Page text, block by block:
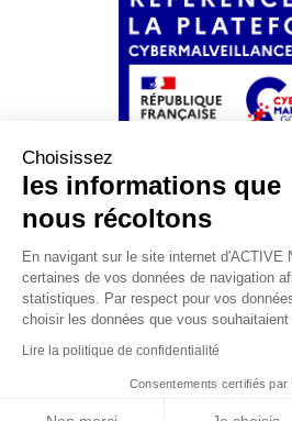
© 2024 ACTIVE NETWARE SAS |
Conditions
Choisissez
les informations que
nous récoltons
En navigant sur le site internet d'ACTIVE
certaines de vos données de navigation
statistiques. Par respect pour vos
choisir les données que vous
Lire la politique de confidentialité
Consentements certifiés par